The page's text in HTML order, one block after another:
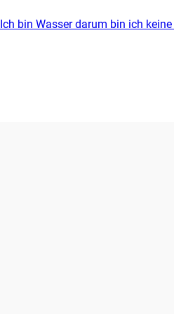
Ich bin Wasser darum bin ich